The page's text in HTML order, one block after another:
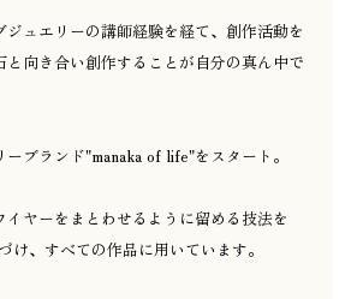
ジュエリーの講師経験を経て、創作活動を
向き合い創作することが自分の真ん中で
ブランド"manaka of life"をスタート。
イヤーをまとわせるように留める技法を
け、すべての作品に用いています。